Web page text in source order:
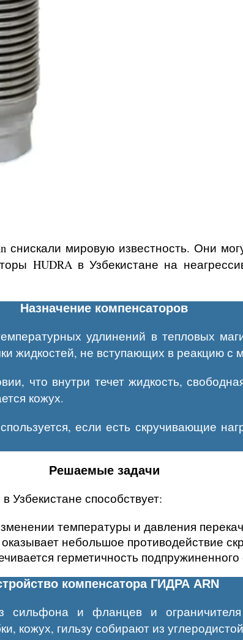
снискали мировую известность. Они
HUDRA в Узбекистане на
Назначение компенсаторов
удлинений в тепловых
жидкостей, не вступающих в реакцию с
что внутри течет жидкость,
кожух.
если есть скручивающие
Решаемые задачи
в Узбекистане способствует:
температуры и давления
небольшое противодействие
герметичность
компенсатора ГИДРА ARN
сильфона и фланцев и
кожух, гильзу собирают из